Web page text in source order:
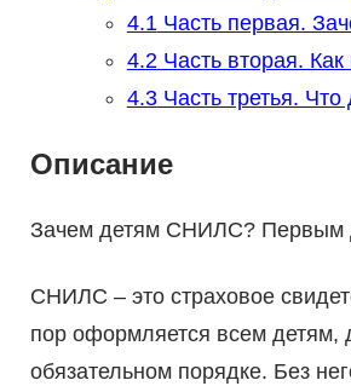
4.1Часть первая.
4.2Часть вторая.
4.3Часть третья.
Описание
Зачем детям СНИЛС? Первым
СНИЛС – это страховое
пор оформляется всем детям,
обязательном порядке. Без